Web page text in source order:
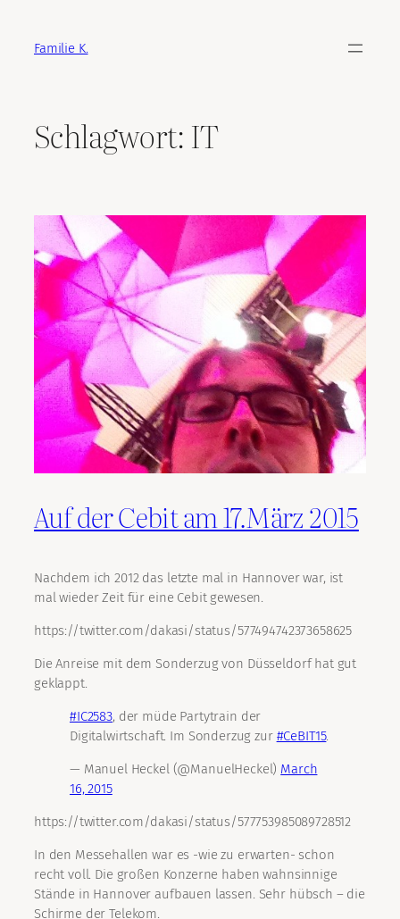
springenFamilie K.
Schlagwort: IT
Auf der Cebit am 17.März 2015
Nachdem ich 2012 das letzte mal in Hannover war, ist
mal wieder Zeit für eine Cebit gewesen.
https://twitter.com/dakasi/status/577494742373658625
Die Anreise mit dem Sonderzug von Düsseldorf hat gut
geklappt.
#IC2583, der müde Partytrain der
Digitalwirtschaft. Im Sonderzug zur #CeBIT15.
— Manuel Heckel (@ManuelHeckel) March
16, 2015
https://twitter.com/dakasi/status/577753985089728512
In den Messehallen war es -wie zu erwarten- schon
recht voll. Die großen Konzerne haben wahnsinnige
Stände in Hannover aufbauen lassen. Sehr hübsch – die
Schirme der Telekom.